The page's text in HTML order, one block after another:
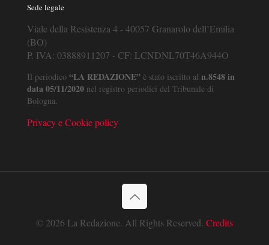
Sede legale
Viale della Resistenza 4 - 40057 Granarolo dell’Emilia
(BO)
P. IVA: 03888911207 - CF: LCNDNL70T46A944O
Il periodico “LA REDAZIONE” è stato iscritto al n.8548 in
data 05/11/2020 nel registro periodici del Tribunale di
Bologna.
Privacy e Cookie policy
© 2026 La Redazione. All Rights Reserved. Credits